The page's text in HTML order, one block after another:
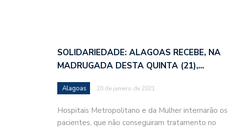
SOLIDARIEDADE: ALAGOAS RECEBE, NA
MADRUGADA DESTA QUINTA (21),…
Alagoas 20 de janeiro de 2021
Hospitais Metropolitano e da Mulher internarão os
pacientes, que não conseguiram tratamento no